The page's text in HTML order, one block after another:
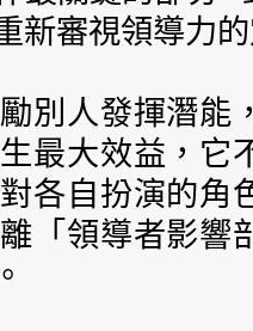
新審視領導力
別人發揮潛能
最大效益，它
各自扮演的角
「領導者影響